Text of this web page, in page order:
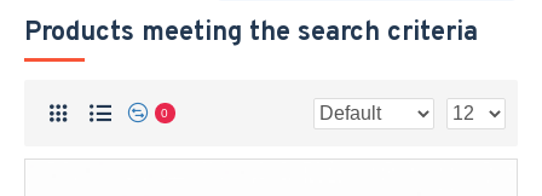
Products meeting the search criteria
0